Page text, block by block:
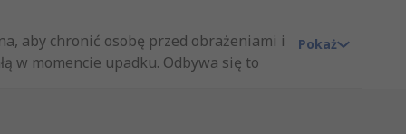
aby chronić osobę przed obrażeniami i
w momencie upadku. Odbywa się to
Pokaż